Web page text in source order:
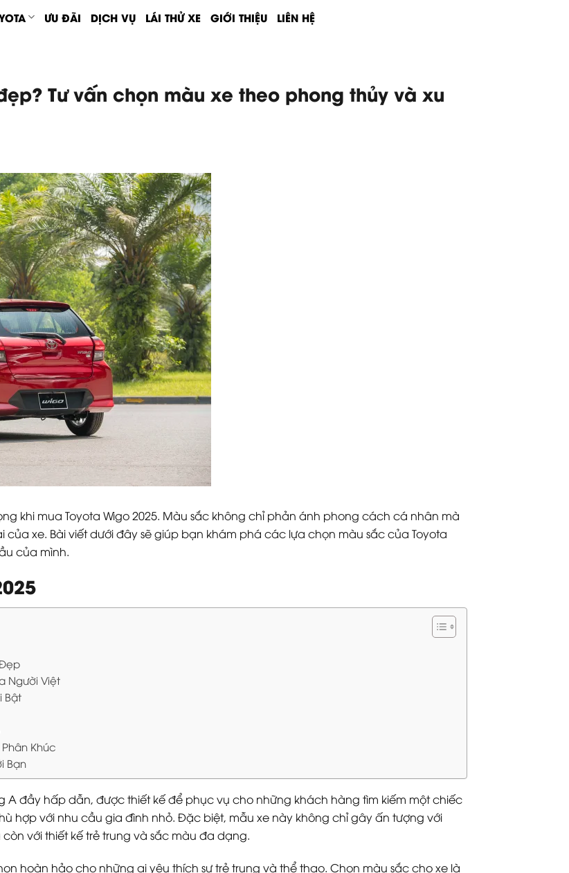
ƯU ĐÃI DỊCH VỤ LÁI THỬ XE GIỚI THIỆU LIÊN HỆ
Tư vấn chọn màu xe theo phong thủy và xu
khi mua Toyota Wigo 2025. Màu sắc không chỉ phản ánh phong cách cá nhân mà
xe. Bài viết dưới đây sẽ giúp bạn khám phá các lựa chọn màu sắc của Toyota
của mình.
Người Việt
Bật
Khúc
Bạn
A đầy hấp dẫn, được thiết kế để phục vụ cho những khách hàng tìm kiếm một chiếc
hợp với nhu cầu gia đình nhỏ. Đặc biệt, mẫu xe này không chỉ gây ấn tượng với
với thiết kế trẻ trung và sắc màu đa dạng.
hoàn hảo cho những ai yêu thích sự trẻ trung và thể thao. Chọn màu sắc cho xe là